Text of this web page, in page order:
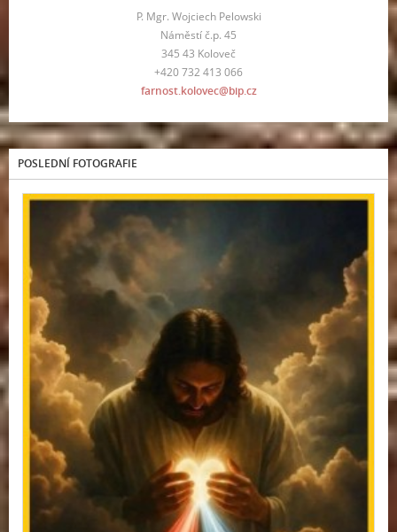
P. Mgr. Wojciech Pelowski
Náměstí č.p. 45
345 43 Koloveč
+420 732 413 066
farnost.kolovec@bip.cz
POSLEDNÍ FOTOGRAFIE